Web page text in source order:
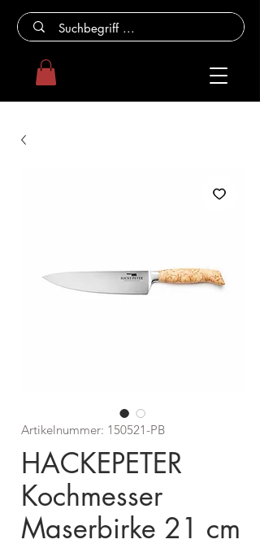
Artikelnummer: 150521-PB
HACKEPETER
Kochmesser
Maserbirke 21 cm